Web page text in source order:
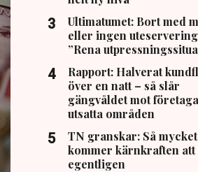
Ultimatumet: Bort med
eller ingen
”Rena
Rapport: Halverat
över en natt – så slår
gängvåldet mot
utsatta områden
TN granskar: Så mycket
kommer kärnkraften att
egentligen